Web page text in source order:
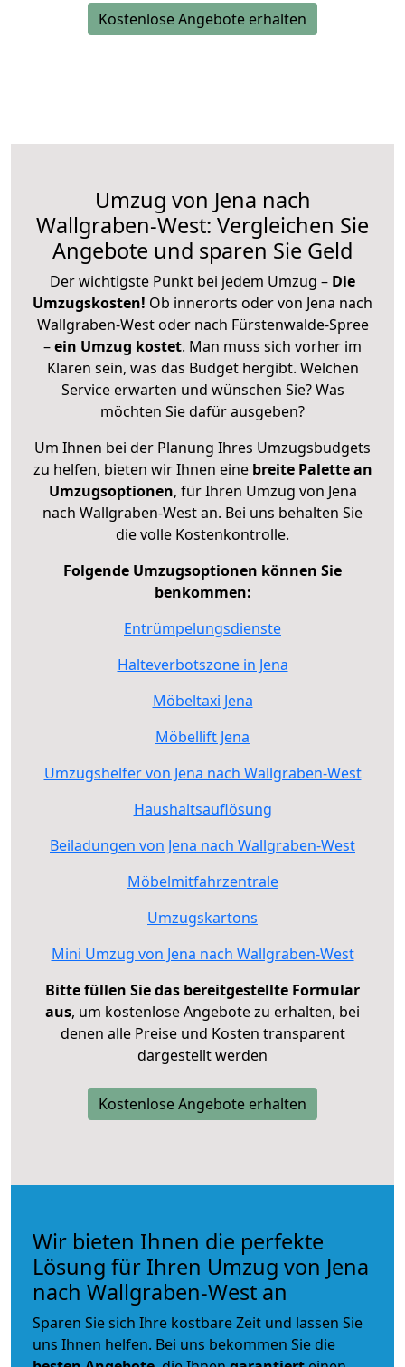
Kostenlose Angebote erhalten
Umzug von Jena nach
Wallgraben-West: Vergleichen Sie
Angebote und sparen Sie Geld
Der wichtigste Punkt bei jedem Umzug – Die
Umzugskosten! Ob innerorts oder von Jena nach
Wallgraben-West oder nach Fürstenwalde-Spree
–ein Umzug kostet. Man muss sich vorher im
Klaren sein, was das Budget hergibt. Welchen
Service erwarten und wünschen Sie? Was
möchten Sie dafür ausgeben?
Um Ihnen bei der Planung Ihres Umzugsbudgets
zu helfen, bieten wir Ihnen eine breite Palette an
Umzugsoptionen, für Ihren Umzug von Jena
nach Wallgraben-West an. Bei uns behalten Sie
die volle Kostenkontrolle.
Folgende Umzugsoptionen können Sie
benkommen:
Entrümpelungsdienste
Halteverbotszone in Jena
Möbeltaxi Jena
Möbellift Jena
Umzugshelfer von Jena nach Wallgraben-West
Haushaltsauflösung
Beiladungen von Jena nach Wallgraben-West
Möbelmitfahrzentrale
Umzugskartons
Mini Umzug von Jena nach Wallgraben-West
Bitte füllen Sie das bereitgestellte Formular
aus, um kostenlose Angebote zu erhalten, bei
denen alle Preise und Kosten transparent
dargestellt werden
Kostenlose Angebote erhalten
Wir bieten Ihnen die perfekte
Lösung für Ihren Umzug von Jena
nach Wallgraben-West an
Sparen Sie sich Ihre kostbare Zeit und lassen Sie
uns Ihnen helfen. Bei uns bekommen Sie die